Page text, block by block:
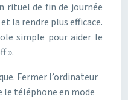
rituel de fin de journée
la rendre plus efficace.
simple pour aider le
».
Fermer l’ordinateur
téléphone en mode